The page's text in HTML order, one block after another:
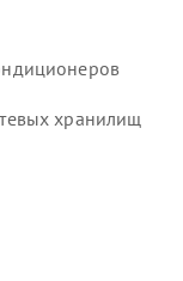
хранилищ